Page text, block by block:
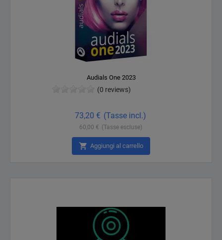
Audials One 2023
(0 reviews)
73,20 € (Tasse incl.)
60,00 € (Tasse escluse)
 Aggiungi al carrello